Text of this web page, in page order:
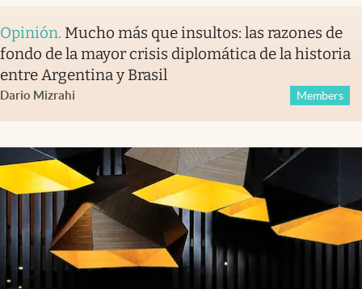
Opinión. Mucho más que insultos: las razones de
fondo de la mayor crisis diplomática de la historia
entre Argentina y Brasil
Dario Mizrahi Members